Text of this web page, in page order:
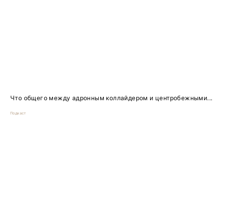
Что общего между адронным коллайдером и центробежными...
Подкаст